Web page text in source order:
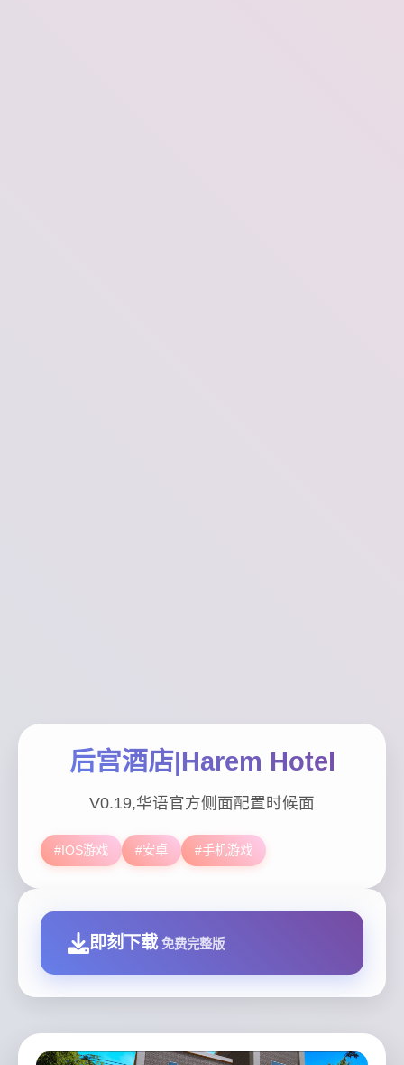
后宫酒店|Harem Hotel
V0.19,华语官方侧面配置时候面
#IOS游戏 #安卓 #手机游戏
即刻下载 免费完整版